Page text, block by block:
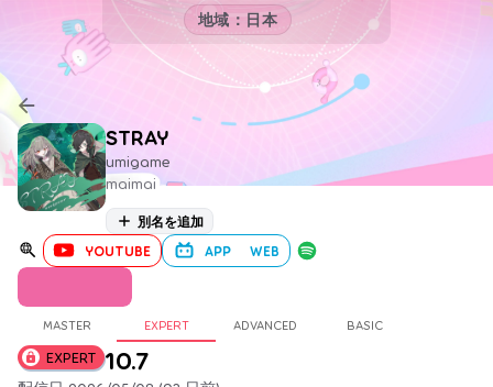
地域：日本
STRAY
umigame
maimai
別名を追加
YOUTUBE APP WEB
MASTER EXPERT ADVANCED BASIC
EXPERT 10.7